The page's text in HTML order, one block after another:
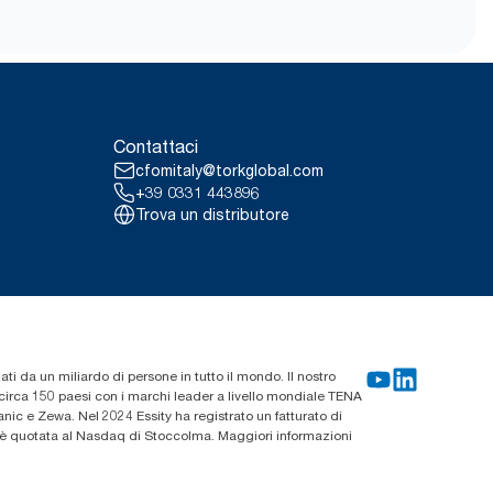
da garanzie di origine,
dell’impronta di carbonio
cradle-to-grave.
Contattaci
cfomitaly@torkglobal.com
+39 0331 443896
Trova un distributore
da un miliardo di persone in tutto il mondo. Il nostro
150 paesi con i marchi leader a livello mondiale TENA
e Zewa. Nel 2024 Essity ha registrato un fatturato di
quotata al Nasdaq di Stoccolma. Maggiori informazioni